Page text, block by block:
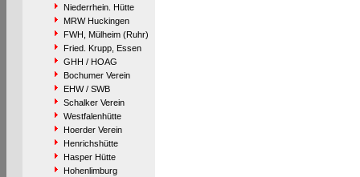
Niederrhein. Hütte
MRW Huckingen
FWH, Mülheim (Ruhr)
Fried. Krupp, Essen
GHH / HOAG
Bochumer Verein
EHW / SWB
Schalker Verein
Westfalenhütte
Hoerder Verein
Henrichshütte
Hasper Hütte
Hohenlimburg